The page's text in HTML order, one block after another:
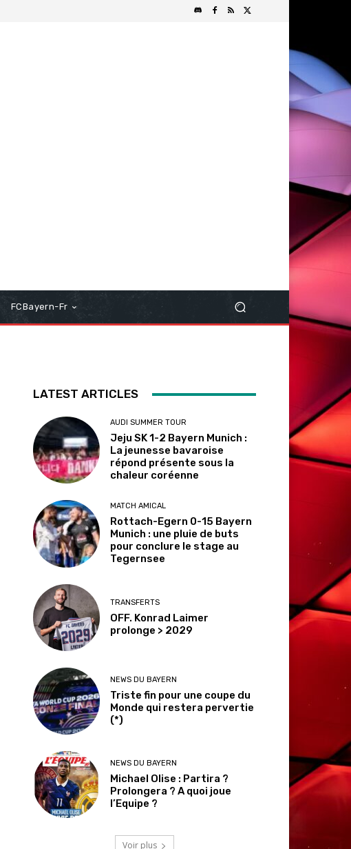
FCBayern-Fr
LATEST ARTICLES
AUDI SUMMER TOUR
Jeju SK 1-2 Bayern Munich :
La jeunesse bavaroise
répond présente sous la
chaleur coréenne
MATCH AMICAL
Rottach-Egern 0-15 Bayern
Munich : une pluie de buts
pour conclure le stage au
Tegernsee
TRANSFERTS
OFF. Konrad Laimer
prolonge > 2029
NEWS DU BAYERN
Triste fin pour une coupe du
Monde qui restera pervertie
(*)
NEWS DU BAYERN
Michael Olise : Partira ?
Prolongera ? A quoi joue
l’Equipe ?
Voir plus